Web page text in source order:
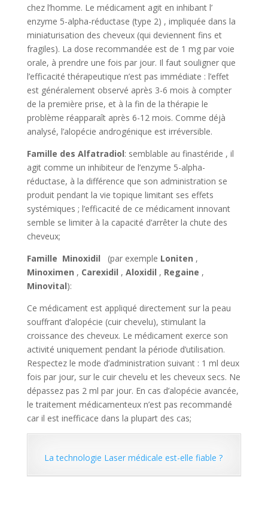
chez l’homme. Le médicament agit en inhibant l’
enzyme 5-alpha-réductase (type 2) , impliquée dans la
miniaturisation des cheveux (qui deviennent fins et
fragiles). La dose recommandée est de 1 mg par voie
orale, à prendre une fois par jour. Il faut souligner que
l’efficacité thérapeutique n’est pas immédiate : l’effet
est généralement observé après 3-6 mois à compter
de la première prise, et à la fin de la thérapie le
problème réapparaît après 6-12 mois. Comme déjà
analysé, l’alopécie androgénique est irréversible.
Famille des Alfatradiol: semblable au finastéride , il
agit comme un inhibiteur de l’enzyme 5-alpha-
réductase, à la différence que son administration se
produit pendant la vie topique limitant ses effets
systémiques ; l’efficacité de ce médicament innovant
semble se limiter à la capacité d’arrêter la chute des
cheveux;
Famille Minoxidil (par exemple Loniten ,
Minoximen , Carexidil , Aloxidil , Regaine ,
Minovital):
Ce médicament est appliqué directement sur la peau
souffrant d’alopécie (cuir chevelu), stimulant la
croissance des cheveux. Le médicament exerce son
activité uniquement pendant la période d’utilisation.
Respectez le mode d’administration suivant : 1 ml deux
fois par jour, sur le cuir chevelu et les cheveux secs. Ne
dépassez pas 2 ml par jour. En cas d’alopécie avancée,
le traitement médicamenteux n’est pas recommandé
car il est inefficace dans la plupart des cas;
La technologie Laser médicale est-elle fiable ?